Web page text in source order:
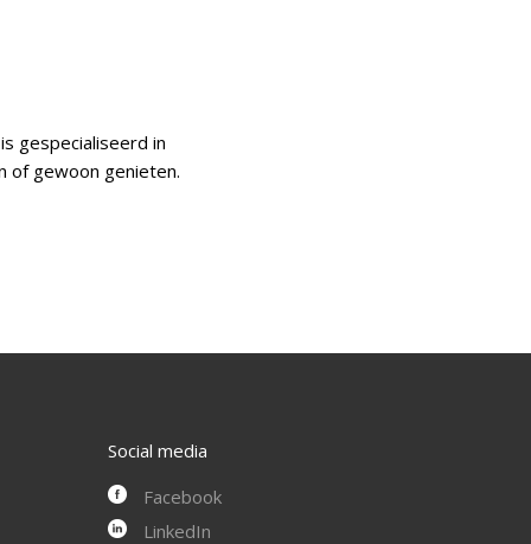
gespecialiseerd in
of gewoon genieten.
Social media
Facebook
LinkedIn